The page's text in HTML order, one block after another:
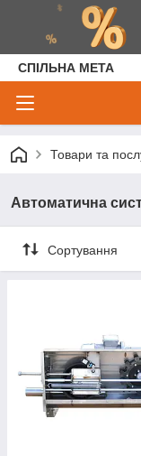
СПІЛЬНА МЕТА
Товари та
Автоматична
Сортування